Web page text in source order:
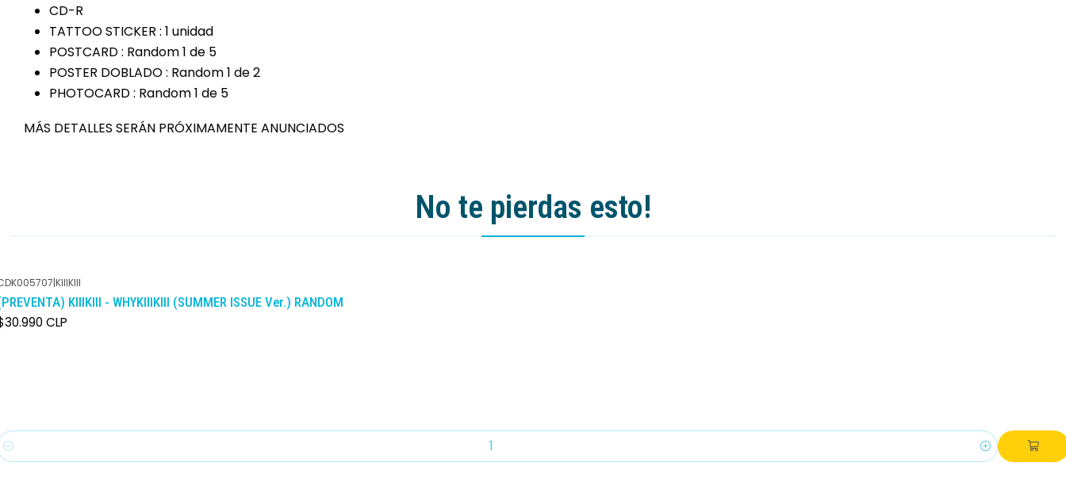
CD-R
TATTOO STICKER : 1 unidad
POSTCARD : Random 1 de 5
POSTER DOBLADO : Random 1 de 2
PHOTOCARD : Random 1 de 5
MÁS DETALLES SERÁN PRÓXIMAMENTE ANUNCIADOS
No te pierdas esto!
|KIIIKIII
KIIIKIII - WHYKIIIKIII (SUMMER ISSUE Ver.) RANDOM
CLP